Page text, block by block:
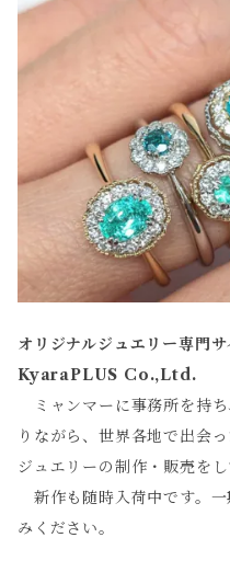
オリジナルジュエリー専門サ
KyaraPLUS Co.,Ltd.
ミャンマーに事務所を持
りながら、世界各地で出会
ジュエリーの制作・販売をし
新作も随時入荷中です。
みください。